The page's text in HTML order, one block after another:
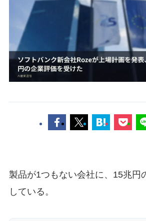
製品が1つもない会社に、15兆円
している。